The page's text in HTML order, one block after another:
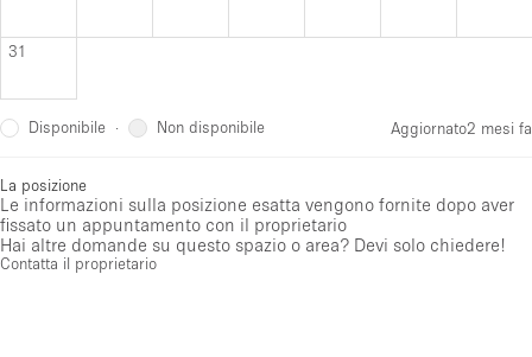
31
Disponibile · Non disponibile Aggiornato2 mesi fa
La posizione
Le informazioni sulla posizione esatta vengono fornite dopo aver
fissato un appuntamento con il proprietario
Hai altre domande su questo spazio o area? Devi solo chiedere!
Contatta il proprietario